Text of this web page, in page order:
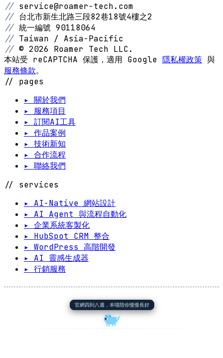
// service@roamer-tech.com
// 台北市新生北路三段82巷18號4樓之2
// 統一編號 90118064
// Taiwan / Asia-Pacific
// © 2026 Roamer Tech LLC.
本站受 reCAPTCHA 保護，適用 Google 隱私權政策 與
服務條款。
// pages
▸ 關於我們
▸ 服務項目
▸ 訂閱AI工具
▸ 作品案例
▸ 技術新知
▸ 合作流程
▸ 聯絡我們
// services
▸ AI-Native 網站設計
▸ AI Agent 與流程自動化
▸ 企業系統客製化
▸ HubSpot CRM 整合
▸ WordPress 高階開發
▸ AI 靈感生成器
▸ 行銷服務
官網四到八週，本喵陪你慢慢長好